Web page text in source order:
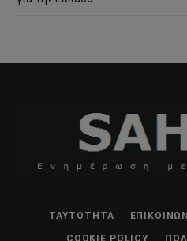
ΤΑΥΤΌΤΗΤΑ